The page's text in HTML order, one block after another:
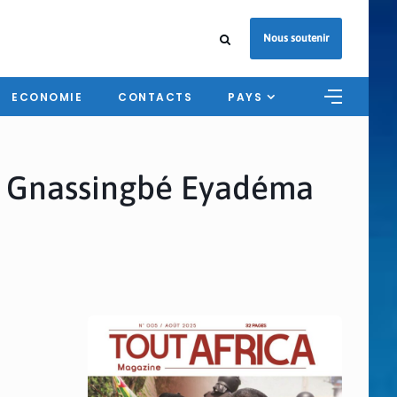
Nous soutenir
ECONOMIE CONTACTS PAYS
Eyadéma